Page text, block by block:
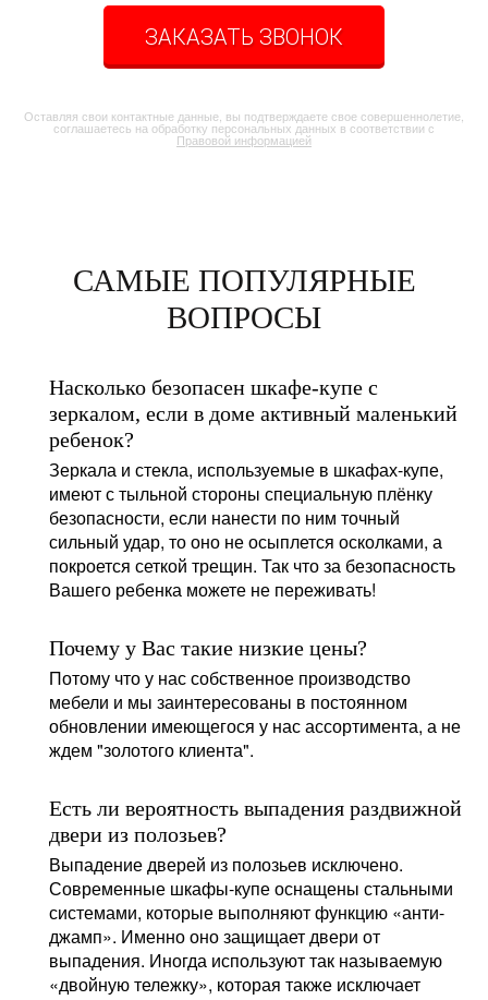
ЗАКАЗАТЬ ЗВОНОК
Оставляя свои контактные данные, вы подтверждаете свое совершеннолетие,
соглашаетесь на обработку персональных данных в соответствии с
Правовой информацией
САМЫЕ ПОПУЛЯРНЫЕ
ВОПРОСЫ
Насколько безопасен шкафе-купе с
зеркалом, если в доме активный маленький
ребенок?
Зеркала и стекла, используемые в шкафах-купе,
имеют с тыльной стороны специальную плёнку
безопасности, если нанести по ним точный
сильный удар, то оно не осыплется осколками, а
покроется сеткой трещин. Так что за безопасность
Вашего ребенка можете не переживать!
Почему у Вас такие низкие цены?
Потому что у нас собственное производство
мебели и мы заинтересованы в постоянном
обновлении имеющегося у нас ассортимента, а не
ждем "золотого клиента".
Есть ли вероятность выпадения раздвижной
двери из полозьев?
Выпадение дверей из полозьев исключено.
Современные шкафы-купе оснащены стальными
системами, которые выполняют функцию «анти-
джамп». Именно оно защищает двери от
выпадения. Иногда используют так называемую
«двойную тележку», которая также исключает